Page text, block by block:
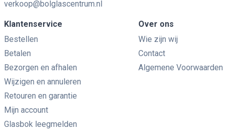
verkoop@bolglascentrum.nl
Klantenservice
Bestellen
Betalen
Bezorgen en afhalen
Wijzigen en annuleren
Retouren en garantie
Mijn account
Glasbok leegmelden
Over ons
Wie zijn wij
Contact
Algemene Voorwaarden